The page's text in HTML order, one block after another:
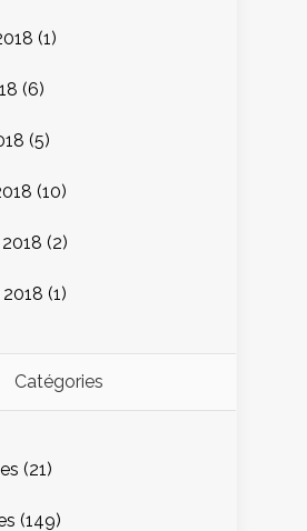
(1)
(6)
(5)
(10)
(2)
(1)
Catégories
(21)
(149)